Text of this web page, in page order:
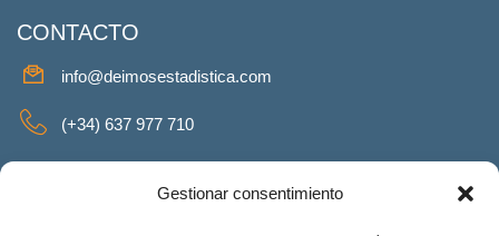
Gestionar consentimiento
CONTACTO
info@deimosestadistica.com
(+34) 637 977 710